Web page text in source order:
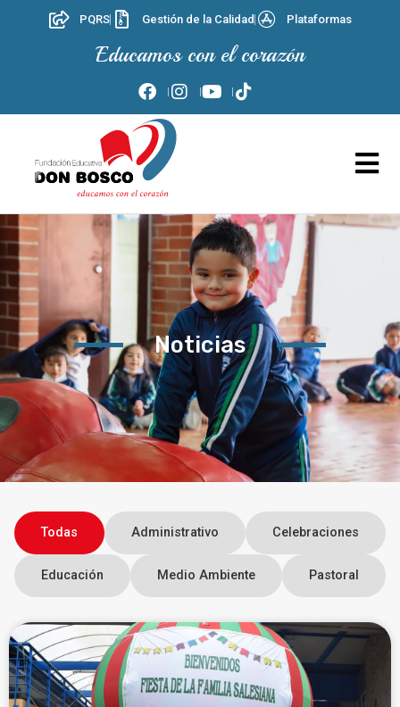
PQRS Gestión de la Calidad Plataformas
Educamos con el corazón
Noticias
Todas Administrativo Celebraciones
Educación Medio Ambiente Pastoral